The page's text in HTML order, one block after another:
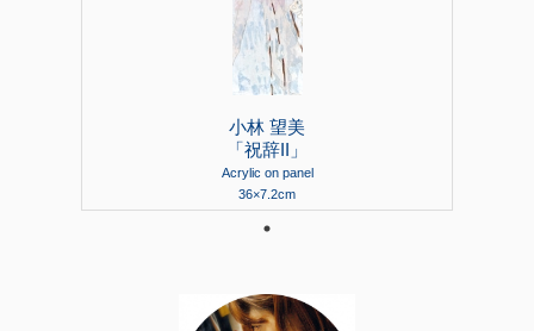
小林 望美
「祝辞II」
Acrylic on panel
36×7.2cm